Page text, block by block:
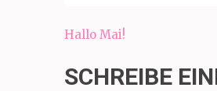
Hallo Mai!
SCHREIBE